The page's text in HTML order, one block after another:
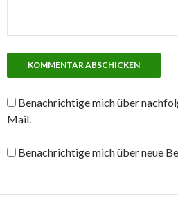
Benachrichtige mich über
Mail.
Benachrichtige mich über neue